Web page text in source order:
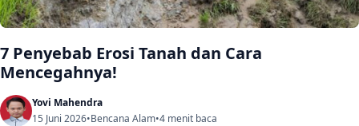
7 Penyebab Erosi Tanah dan Cara
Mencegahnya!
Yovi Mahendra
15 Juni 2026•Bencana Alam•4 menit baca